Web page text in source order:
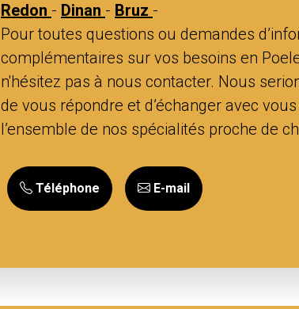
Redon - Dinan - Bruz -
Pour toutes questions ou demandes
complémentaires sur vos besoins en
n'hésitez pas à nous contacter. Nous
de vous répondre et d’échanger avec
l’ensemble de nos spécialités proche de
Téléphone E-mail